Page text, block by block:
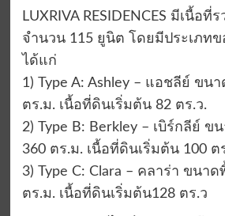
LUXRIVA RESIDENCES มีเนื้อ
จำนวน 115 ยูนิต โดยมีประเภท
ได้แก่
1) Type A: Ashley – แอชลีย์ ขน
ตร.ม. เนื้อที่ดินเริ่มต้น 82 ตร.ว.
2) Type B: Berkley – เบิร์กลีย์ ข
360 ตร.ม. เนื้อที่ดินเริ่มต้น 100 ต
3) Type C: Clara – คลาร่า ขนา
ตร.ม. เนื้อที่ดินเริ่มต้น128 ตร.ว